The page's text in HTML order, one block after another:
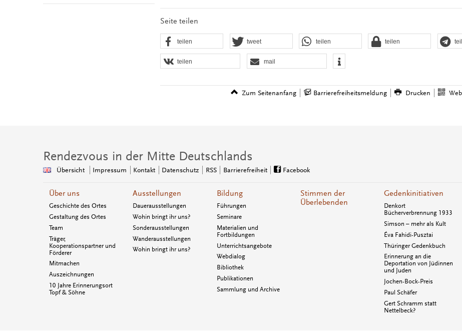
Seite teilen
teilen tweet teilen teilen
teilen mail
Zum Seitenanfang Barrierefreiheitsmeldung Drucken
Rendezvous in der Mitte Deutschlands
Übersicht Impressum Kontakt Datenschutz RSS Barrierefreiheit Facebook
Über uns
Geschichte des Ortes
Gestaltung des Ortes
Team
Träger,
Kooperationspartner und
Förderer
Mitmachen
Auszeichnungen
10 Jahre Erinnerungsort
Topf & Söhne
Ausstellungen
Dauerausstellungen
Wohin bringt ihr uns?
Sonderausstellungen
Wanderausstellungen
Wohin bringt ihr uns?
Bildung
Führungen
Seminare
Materialien und
Fortbildungen
Unterrichtsangebote
Webdialog
Bibliothek
Publikationen
Sammlung und Archive
Stimmen der
Überlebenden
Gedenkinitiativen
Denkort
Bücherverbrennung 1933
Simson – mehr als Kult
Éva Fahidi-Pusztai
Thüringer Gedenkbuch
Erinnerung an die
Deportation von Jüdinnen
und Juden
Jochen-Bock-Preis
Paul Schäfer
Gert Schramm statt
Nettelbeck?